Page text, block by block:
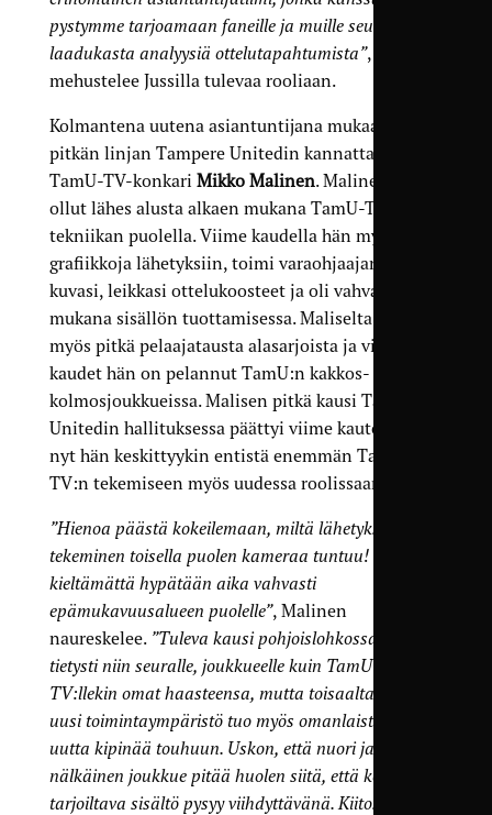
pystymme tarjoamaan faneille ja muille seuraajille
laadukasta analyysiä ottelutapahtumista”,
mehustelee Jussilla tulevaa rooliaan.
Kolmantena uutena asiantuntijana mukaan tulee
pitkän linjan Tampere Unitedin kannattaja ja
TamU-TV-konkari Mikko Malinen. Malinen on
ollut lähes alusta alkaen mukana TamU-TV:n
tekniikan puolella. Viime kaudella hän myös teki
grafiikkoja lähetyksiin, toimi varaohjaajana,
kuvasi, leikkasi ottelukoosteet ja oli vahvasti
mukana sisällön tuottamisessa. Maliselta löytyy
myös pitkä pelaajatausta alasarjoista ja viimeiset
kaudet hän on pelannut TamU:n kakkos- ja
kolmosjoukkueissa. Malisen pitkä kausi Tampere
Unitedin hallituksessa päättyi viime kauteen ja
nyt hän keskittyykin entistä enemmän TamU-
TV:n tekemiseen myös uudessa roolissaan.
”Hienoa päästä kokeilemaan, miltä lähetyksen
tekeminen toisella puolen kameraa tuntuu! Tässä
kieltämättä hypätään aika vahvasti
epämukavuusalueen puolelle”, Malinen
naureskelee. ”Tuleva kausi pohjoislohkossa asettaa
tietysti niin seuralle, joukkueelle kuin TamU-
TV:llekin omat haasteensa, mutta toisaalta täysin
uusi toimintaympäristö tuo myös omanlaistaan
uutta kipinää touhuun. Uskon, että nuori ja
nälkäinen joukkue pitää huolen siitä, että kentältä
tarjoiltava sisältö pysyy viihdyttävänä. Kiitos